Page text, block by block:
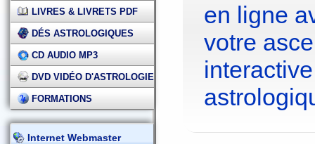
LIVRES & LIVRETS PDF
DÉS ASTROLOGIQUES
CD AUDIO MP3
DVD VIDÉO D'ASTROLOGIE
FORMATIONS
Internet Webmaster
en ligne
votre